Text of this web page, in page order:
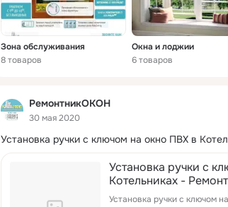
Зона обслуживания
8 товаров
Окна и лоджии
6 товаров
РемонтникОКОН
30 мая 2020
Установка ручки с ключом на окно ПВХ в
Установка ручки с
Котельниках -
Установка ручки с ключом